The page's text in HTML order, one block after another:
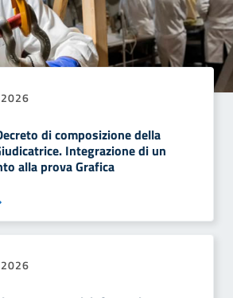
di composizione della
Integrazione di un
alla prova Grafica